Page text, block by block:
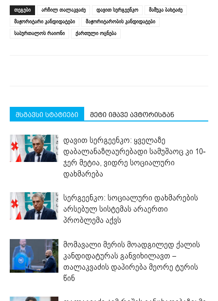
(Opens
in
new
window)
in
new
window)
(Opens
in
new
window)
(Opens
in
new
window)
(Opens
in
new
window)
new
window)
ᲗᲔᲒᲔᲑᲘ არჩილ თალაკვაძე დავით სერგეენკო
მამუკა ბახტაძე
მაჟორიტარი კანდიდატები
მაჟორიტარობის კანდიდატები
საბურთალოს რაიონი
ქართული ოცნება
მსგავსი სტატიები მეტი იმავე ავტორისგან
დავით სერგეენკო: ყველაზე
დაბალანაზღაურებადი სამუშაოც კი 10-
ჯერ მეტია, ვიდრე სოციალური
დახმარება
სერგეენკო: სოციალური დახმარების
არსებულ სისტემას არაერთი
პრობლემა აქვს
მომავალი მერის მოადგილედ ქალის
კანდიდატურას განვიხილავთ –
თალაკვაძის დაპირება მეორე ტურის
წინ